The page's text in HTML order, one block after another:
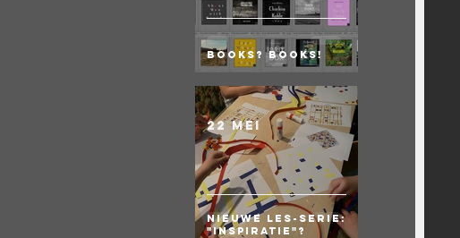
Books? BOOKS!
Nieuwe les-serie:
"Inspiratie"?
22 mei